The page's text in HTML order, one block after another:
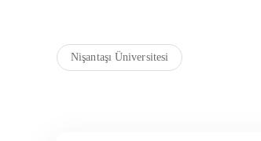
Nişantaşı Üniversitesi